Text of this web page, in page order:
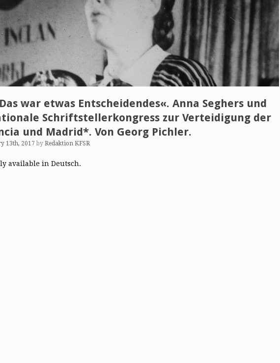
war etwas Entscheidendes«. Anna Seghers und
Schriftstellerkongress zur Verteidigung der
und Madrid*. Von Georg Pichler.
13th, 2017 by Redaktion KFSR
available in Deutsch.